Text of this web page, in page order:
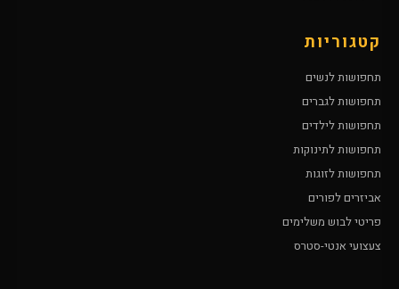
קטגוריות
תחפושות לנשים
תחפושות לגברים
תחפושות לילדים
תחפושות לתינוקות
תחפושות לזוגות
אביזרים לפורים
פריטי לבוש משלימים
צעצועי אנטי-סטרס